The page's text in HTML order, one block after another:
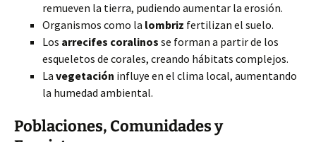
remueven la tierra, pudiendo aumentar la erosión.
Organismos como la lombriz fertilizan el suelo.
Los arrecifes coralinos se forman a partir de los
esqueletos de corales, creando hábitats complejos.
La vegetación influye en el clima local, aumentando
la humedad ambiental.
Poblaciones, Comunidades y